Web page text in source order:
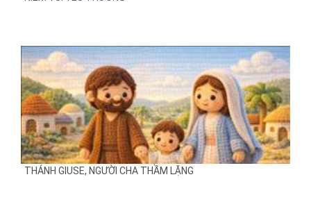
THÁNH GIUSE, NGƯỜI CHA THẦM LẶNG